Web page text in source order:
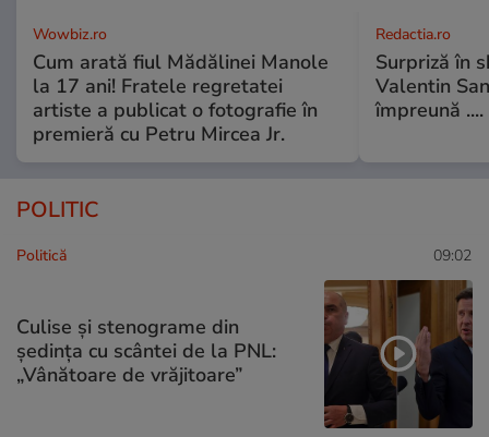
Wowbiz.ro
Cum arată fiul Mădălinei Manole
la 17 ani! Fratele regretatei
artiste a publicat o fotografie în
premieră cu Petru Mircea Jr.
Redactia.ro
Surpriză în
Valentin
împreună ....
POLITIC
Politică 09:02
Culise și stenograme din
ședința cu scântei de la PNL:
„Vânătoare de vrăjitoare”